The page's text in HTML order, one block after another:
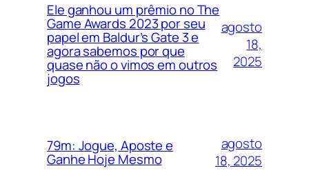
Ele ganhou um prêmio no The
Game Awards 2023 por seu
papel em Baldur’s Gate 3 e
agora sabemos por que
quase não o vimos em outros
jogos
agosto
18,
2025
79m: Jogue, Aposte e
Ganhe Hoje Mesmo
agosto
18, 2025